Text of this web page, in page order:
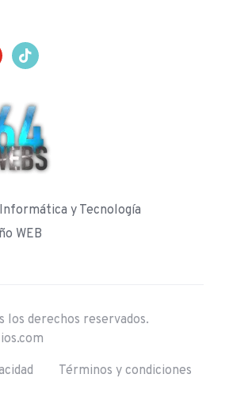
tiktok
Informática y Tecnología
WEB
los derechos reservados.
Términos y condiciones